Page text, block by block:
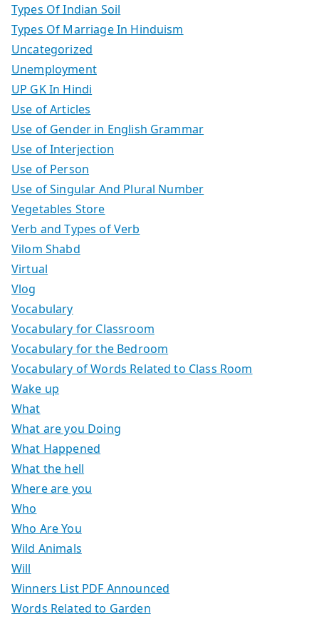
Types Of Indian Soil
Types Of Marriage In Hinduism
Uncategorized
Unemployment
UP GK In Hindi
Use of Articles
Use of Gender in English Grammar
Use of Interjection
Use of Person
Use of Singular And Plural Number
Vegetables Store
Verb and Types of Verb
Vilom Shabd
Virtual
Vlog
Vocabulary
Vocabulary for Classroom
Vocabulary for the Bedroom
Vocabulary of Words Related to Class Room
Wake up
What
What are you Doing
What Happened
What the hell
Where are you
Who
Who Are You
Wild Animals
Will
Winners List PDF Announced
Words Related to Garden